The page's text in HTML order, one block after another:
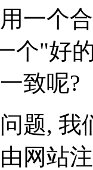
一个
个"好
致呢?
题,
网站